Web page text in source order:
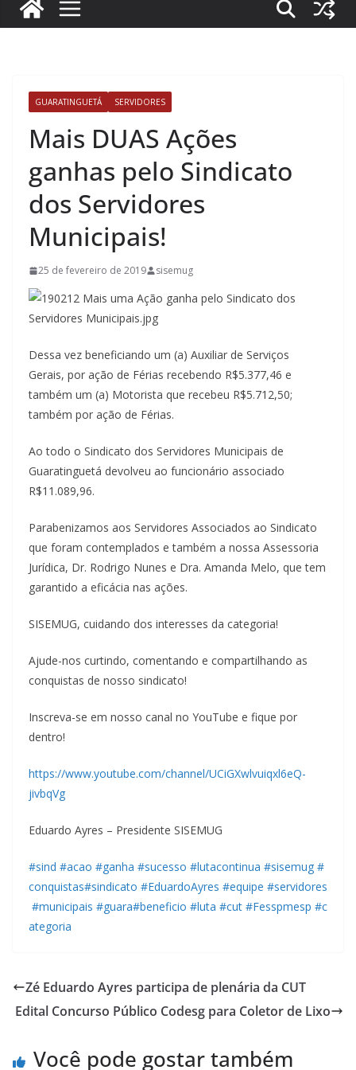
GUARATINGUETÁ SERVIDORES
Mais DUAS Ações
ganhas pelo Sindicato
dos Servidores
Municipais!
25 de fevereiro de 2019 sisemug
Dessa vez beneficiando um (a) Auxiliar de Serviços
Gerais, por ação de Férias recebendo R$5.377,46 e
também um (a) Motorista que recebeu R$5.712,50;
também por ação de Férias.
Ao todo o Sindicato dos Servidores Municipais de
Guaratinguetá devolveu ao funcionário associado
R$11.089,96.
Parabenizamos aos Servidores Associados ao Sindicato
que foram contemplados e também a nossa Assessoria
Jurídica, Dr. Rodrigo Nunes e Dra. Amanda Melo, que tem
garantido a eficácia nas ações.
SISEMUG, cuidando dos interesses da categoria!
Ajude-nos curtindo, comentando e compartilhando as
conquistas de nosso sindicato!
Inscreva-se em nosso canal no YouTube e fique por
dentro!
https://www.youtube.com/channel/UCiGXwlvuiqxl6eQ-
jivbqVg
Eduardo Ayres – Presidente SISEMUG
#sind #acao #ganha #sucesso #lutacontinua #sisemug #
conquistas#sindicato #EduardoAyres #equipe #servidores
#municipais #guara#beneficio #luta #cut #Fesspmesp #c
ategoria
Zé Eduardo Ayres participa de plenária da CUT
Edital Concurso Público Codesg para Coletor de Lixo
Você pode gostar também